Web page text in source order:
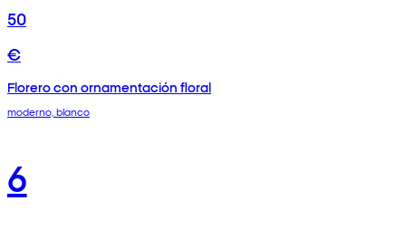
50
€
Florero con ornamentación floral
moderno, blanco
6